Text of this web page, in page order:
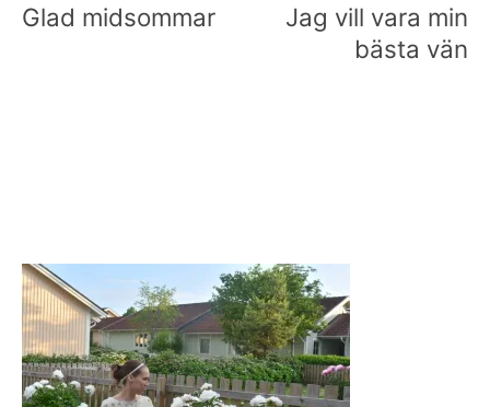
Glad midsommar
Jag vill vara min
bästa vän